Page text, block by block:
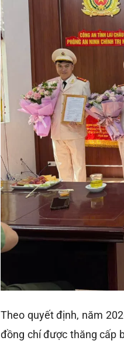
Theo quyết định, năm
đồng chí được thăng cấp